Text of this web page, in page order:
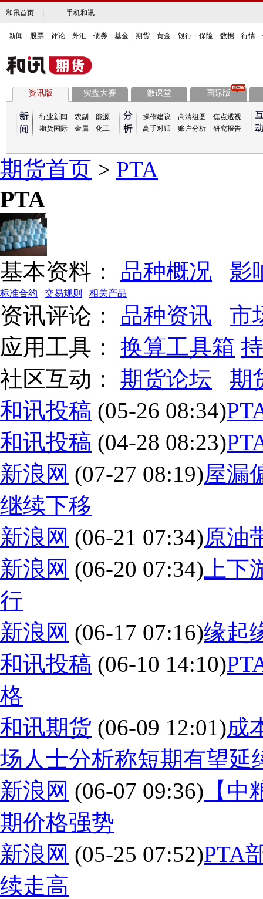
和讯首页 手机和讯
新闻 股票 评论 外汇 债券 基金 期货 黄金 银行 保险 数据 行情
资讯版 实盘大赛 微课堂 国际版
行业新闻 农副
能源
期货国际
金属 化工
操作建议 高清组图
焦点透视
高手对话
账户分析 研究报告
期货首页 > PTA
PTA
基本资料： 品种概况 影
标准合约 交易规则 相关产品
资讯评论： 品种资讯
市
应用工具： 换算工具箱
社区互动： 期货论坛
期
和讯投稿 (05-26 08:34)
和讯投稿 (04-28 08:23)
新浪网 (07-27 08:19)屋漏
继续下移
新浪网 (06-21 07:34)原油
新浪网 (06-20 07:34) 上
行
新浪网 (06-17 07:16)缘起
和讯投稿 (06-10 14:10)
格
和讯期货 (06-09 12:01)成
场人士分析称短期有望延
新浪网 (06-07 09:36) 【
期价格强势
新浪网 (05-25 07:52)PTA
续走高